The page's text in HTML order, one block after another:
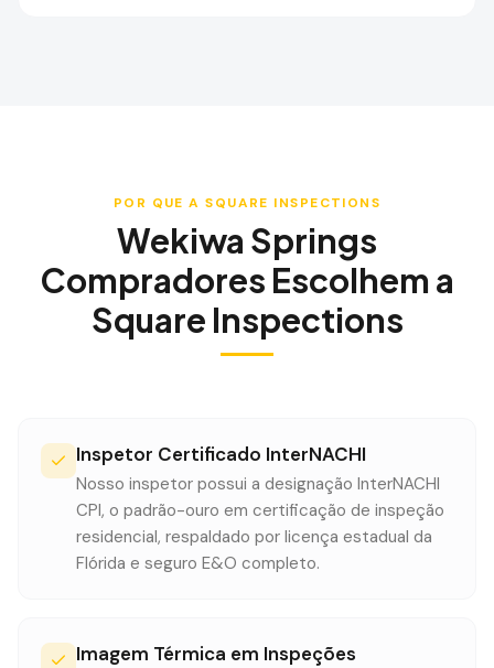
POR QUE A SQUARE INSPECTIONS
Wekiwa Springs
Compradores Escolhem a
Square Inspections
Inspetor Certificado InterNACHI
Nosso inspetor possui a designação InterNACHI
CPI, o padrão-ouro em certificação de inspeção
residencial, respaldado por licença estadual da
Flórida e seguro E&O completo.
Imagem Térmica em Inspeções